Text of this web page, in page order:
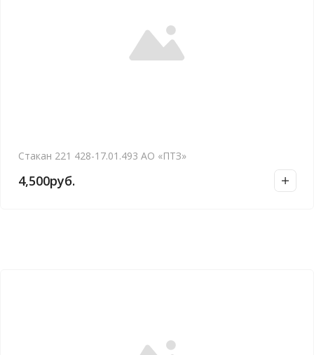
Стакан 221 428-17.01.493 АО «ПТЗ»
4,500руб.